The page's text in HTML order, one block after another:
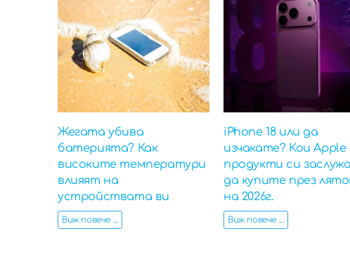
Жегата убива
батерията? Как
високите температури
влияят на
устройствата ви
Виж повече ...
iPhone 18 или да
изчакате? Кои Apple
продукти си
да купите през
на 2026г.
Виж повече ...